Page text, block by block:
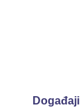
Događaji